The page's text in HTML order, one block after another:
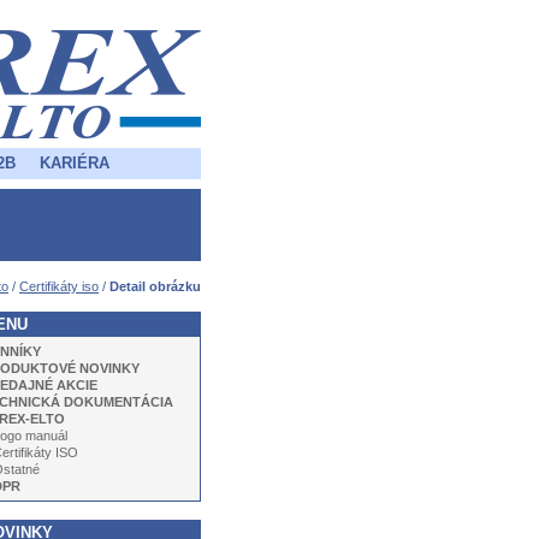
KARIÉRA
/ Certifikáty iso / Detail obrázku
NOVINKY
AKCIE
DOKUMENTÁCIA
ELTO
manuál
ISO